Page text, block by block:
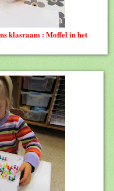
klasraam : Moffel in het